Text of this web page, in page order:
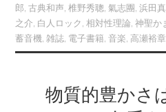
郎,古典和声,椎野秀聰,氣志團,浜田
之介, 白人ロック,相対性理論,神聖か
蓄音機,雑誌, 電子書籍,音楽,高瀬裕章
物質的豊かさ